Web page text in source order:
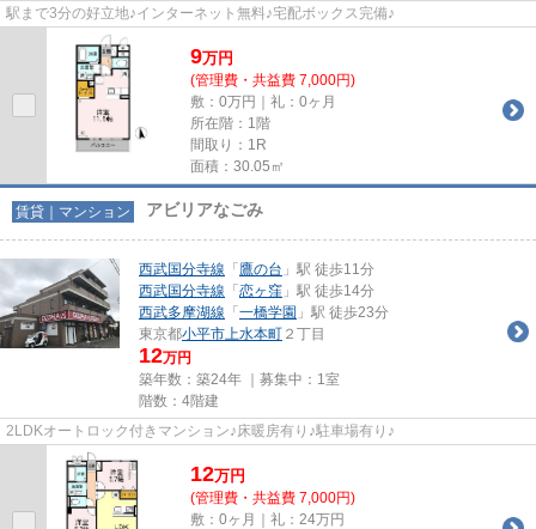
駅まで3分の好立地♪インターネット無料♪宅配ボックス完備♪
9万円
(管理費・共益費 7,000円)
敷：0万円｜礼：0ヶ月
所在階：1階
間取り：1R
面積：30.05㎡
賃貸｜マンション アビリアなごみ
西武国分寺線 「 鷹の台 」駅 徒歩11分
西武国分寺線 「 恋ヶ窪 」駅 徒歩14分
西武多摩湖線 「 一橋学園 」駅 徒歩23分
東京都小平市上水本町 ２丁目
12万円
築年数：築24年 ｜募集中： 1室
階数：4階建
2LDKオートロック付きマンション♪床暖房有り♪駐車場有り♪
12万円
(管理費・共益費 7,000円)
敷：0ヶ月｜礼：24万円